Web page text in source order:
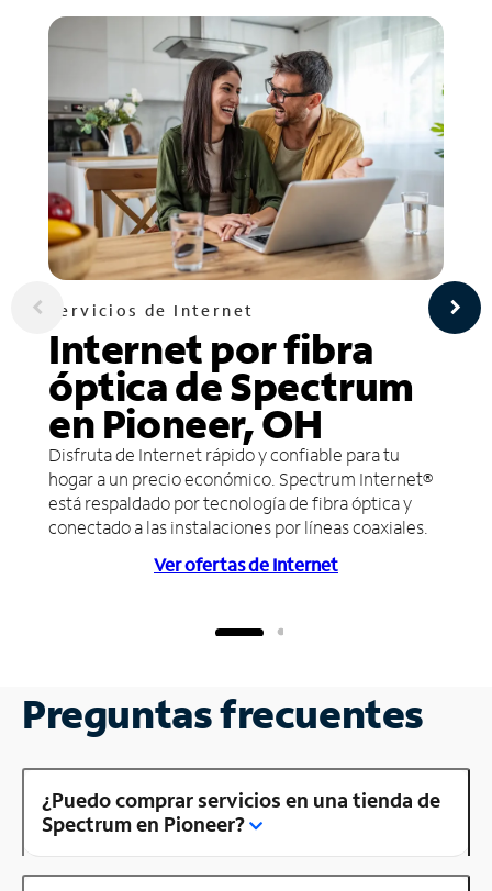
Servicios de Internet
Internet por fibra
óptica de Spectrum
en Pioneer, OH
Disfruta de Internet rápido y confiable para tu
hogar a un precio económico. Spectrum Internet®
está respaldado por tecnología de fibra óptica y
conectado a las instalaciones por líneas coaxiales.
Ver ofertas de Internet
Preguntas frecuentes
¿Puedo comprar servicios en una tienda de
Spectrum en Pioneer?